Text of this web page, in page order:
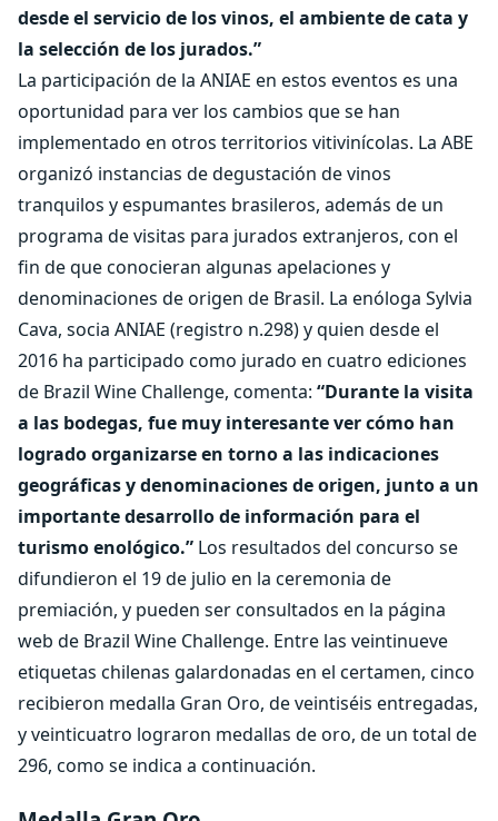
desde el servicio de los vinos, el ambiente de cata y
la selección de los jurados.”
La participación de la ANIAE en estos eventos es una
oportunidad para ver los cambios que se han
implementado en otros territorios vitivinícolas. La ABE
organizó instancias de degustación de vinos
tranquilos y espumantes brasileros, además de un
programa de visitas para jurados extranjeros, con el
fin de que conocieran algunas apelaciones y
denominaciones de origen de Brasil. La enóloga Sylvia
Cava, socia ANIAE (registro n.298) y quien desde el
2016 ha participado como jurado en cuatro ediciones
de Brazil Wine Challenge, comenta: “Durante la visita
a las bodegas, fue muy interesante ver cómo han
logrado organizarse en torno a las indicaciones
geográficas y denominaciones de origen, junto a un
importante desarrollo de información para el
turismo enológico.” Los resultados del concurso se
difundieron el 19 de julio en la ceremonia de
premiación, y pueden ser consultados en la página
web de Brazil Wine Challenge. Entre las veintinueve
etiquetas chilenas galardonadas en el certamen, cinco
recibieron medalla Gran Oro, de veintiséis entregadas,
y veinticuatro lograron medallas de oro, de un total de
296, como se indica a continuación.